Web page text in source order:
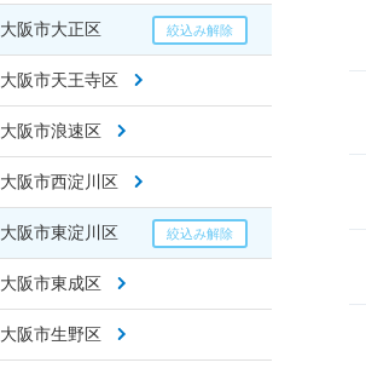
大阪市大正区
大阪市天王寺区
大阪市浪速区
大阪市西淀川区
大阪市東淀川区
大阪市東成区
大阪市生野区